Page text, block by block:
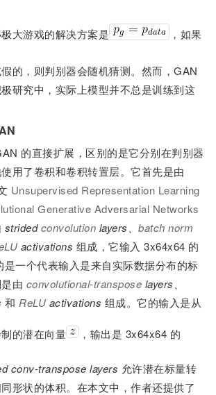
大游戏的解决方案是 ，如果
的，则判别器会随机猜测。然而，GAN
研究中，实际上模型并不总是训练到这
的直接扩展，区别的是它分别在判别器
用了卷积和卷积转置层。它首先是由
Unsupervised Representation Learning
Generative Adversarial Networks
stridedconvolution layers
batch norm
activations 组成，它输入 3x64x64 的
是一个代表输入是来自实际数据分布的标
由 convolutional-transpose layers
和 ReLU activations 组成。它的输入是从
的潜在向量 ，输出是 3x64x64 的
conv-transpose layers 允许潜在标量转
形状的体积。在本文中，作者还提供了